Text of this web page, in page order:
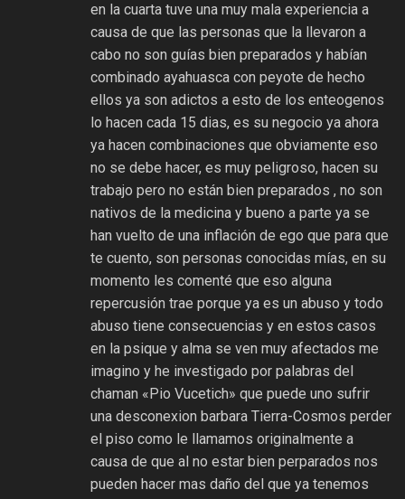
en la cuarta tuve una muy mala experiencia a
causa de que las personas que la llevaron a
cabo no son guías bien preparados y habían
combinado ayahuasca con peyote de hecho
ellos ya son adictos a esto de los enteogenos
lo hacen cada 15 dias, es su negocio ya ahora
ya hacen combinaciones que obviamente eso
no se debe hacer, es muy peligroso, hacen su
trabajo pero no están bien preparados , no son
nativos de la medicina y bueno a parte ya se
han vuelto de una inflación de ego que para que
te cuento, son personas conocidas mías, en su
momento les comenté que eso alguna
repercusión trae porque ya es un abuso y todo
abuso tiene consecuencias y en estos casos
en la psique y alma se ven muy afectados me
imagino y he investigado por palabras del
chaman «Pio Vucetich» que puede uno sufrir
una desconexion barbara Tierra-Cosmos perder
el piso como le llamamos originalmente a
causa de que al no estar bien perparados nos
pueden hacer mas daño del que ya tenemos